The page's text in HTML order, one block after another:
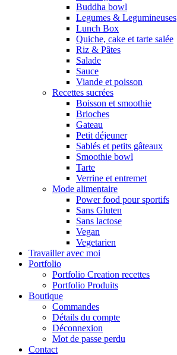
Buddha bowl
Legumes & Legumineuses
Lunch Box
Quiche, cake et tarte salée
Riz & Pâtes
Salade
Sauce
Viande et poisson
Recettes sucrées
Boisson et smoothie
Brioches
Gateau
Petit déjeuner
Sablés et petits gâteaux
Smoothie bowl
Tarte
Verrine et entremet
Mode alimentaire
Power food pour sportifs
Sans Gluten
Sans lactose
Vegan
Vegetarien
Travailler avec moi
Portfolio
Portfolio Creation recettes
Portfolio Produits
Boutique
Commandes
Détails du compte
Déconnexion
Mot de passe perdu
Contact